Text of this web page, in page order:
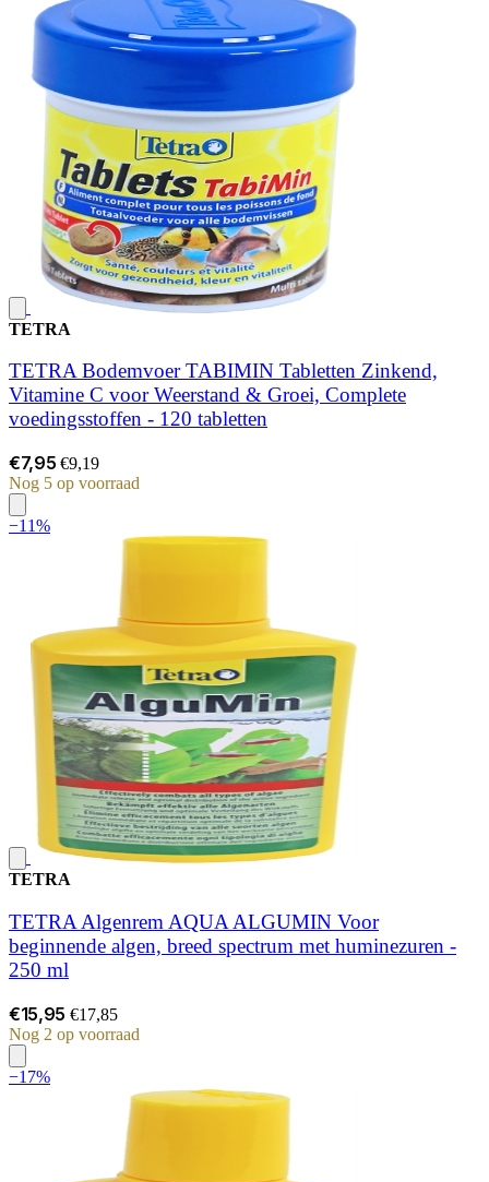
TETRA
TETRA Bodemvoer TABIMIN Tabletten Zinkend,
Vitamine C voor Weerstand & Groei, Complete
voedingsstoffen - 120 tabletten
€7,95 €9,19
Nog 5 op voorraad
−11%
TETRA
TETRA Algenrem AQUA ALGUMIN Voor
beginnende algen, breed spectrum met huminezuren -
250 ml
€15,95 €17,85
Nog 2 op voorraad
−17%